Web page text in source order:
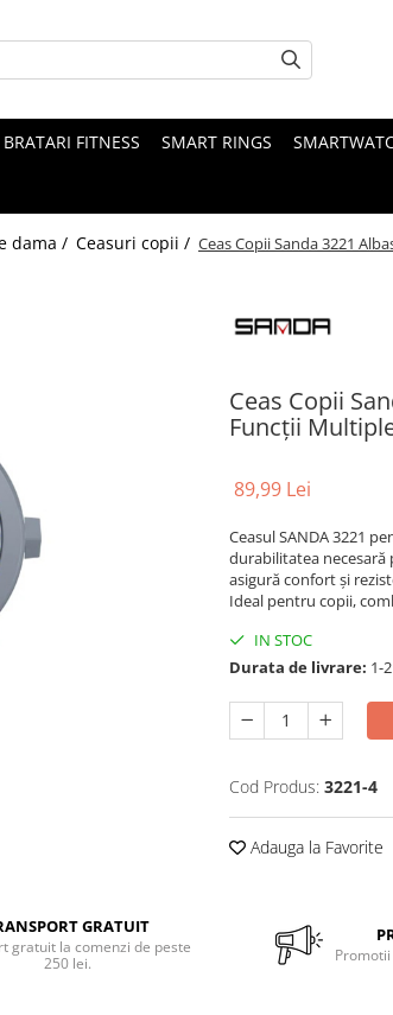
BRATARI FITNESS SMART RINGS
dama / Ceasuri copii / Ceas Copii Sanda 3221
Ceas Copii
Funcții
89,99 Lei
Ceasul SANDA 3221
durabilitatea necesară
asigură confort și
Ideal pentru copii,
IN STOC
Durata de livrare: 1-
Cod Produs: 3221-4
Adauga la Favorite
GRATUIT
gratuit la comenzi de peste
250 lei.